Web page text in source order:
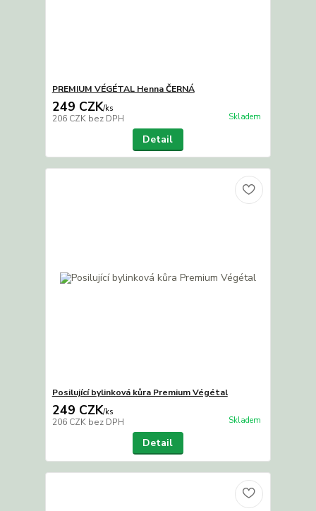
PREMIUM VÉGÉTAL Henna ČERNÁ
249 CZK/ks
206 CZK bez DPH Skladem
Detail
Posilující bylinková kůra Premium Végétal
249 CZK/ks
206 CZK bez DPH Skladem
Detail